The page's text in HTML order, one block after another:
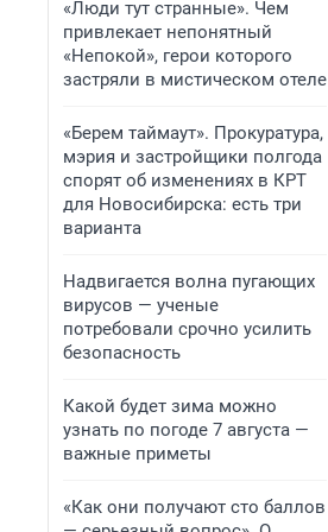
«Люди тут странные». Чем
привлекает непонятный
«Непокой», герои которого
застряли в мистическом отеле
«Берем таймаут». Прокуратура,
мэрия и застройщики полгода
спорят об изменениях в КРТ
для Новосибирска: есть три
варианта
Надвигается волна пугающих
вирусов — ученые
потребовали срочно усилить
безопасность
Какой будет зима можно
узнать по погоде 7 августа —
важные приметы
«Как они получают сто баллов